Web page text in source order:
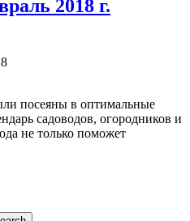
2018 г.
посеяны в оптимальные
садоводов, огородников и
не только поможет